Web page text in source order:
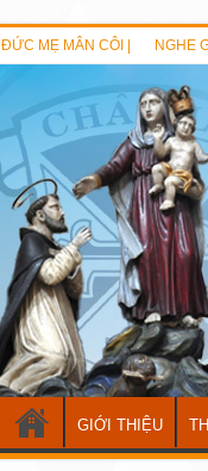
ĐỨC MẸ MÂN CÔI | NGHE
GIỚI THIỆU